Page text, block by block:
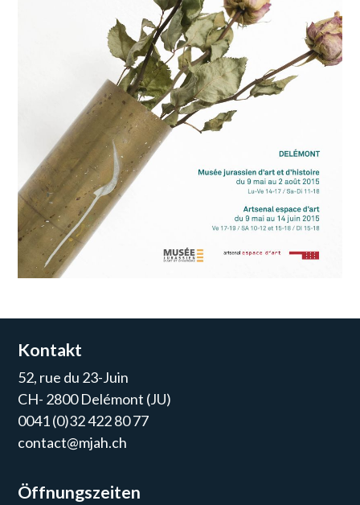
Kontakt
52, rue du 23-Juin
CH- 2800 Delémont (JU)
0041 (0)32 422 80 77
contact@mjah.ch
Öffnungszeiten